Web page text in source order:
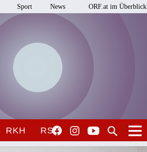
Sport News ORF.at im Überblick
RKH RSO